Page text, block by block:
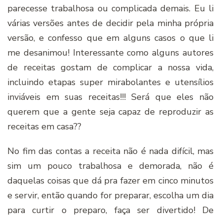
parecesse trabalhosa ou complicada demais. Eu li
várias versões antes de decidir pela minha própria
versão, e confesso que em alguns casos o que li
me desanimou! Interessante como alguns autores
de receitas gostam de complicar a nossa vida,
incluindo etapas super mirabolantes e utensílios
inviáveis em suas receitas!!! Será que eles não
querem que a gente seja capaz de reproduzir as
receitas em casa??
No fim das contas a receita não é nada difícil, mas
sim um pouco trabalhosa e demorada, não é
daquelas coisas que dá pra fazer em cinco minutos
e servir, então quando for preparar, escolha um dia
para curtir o preparo, faça ser divertido! De